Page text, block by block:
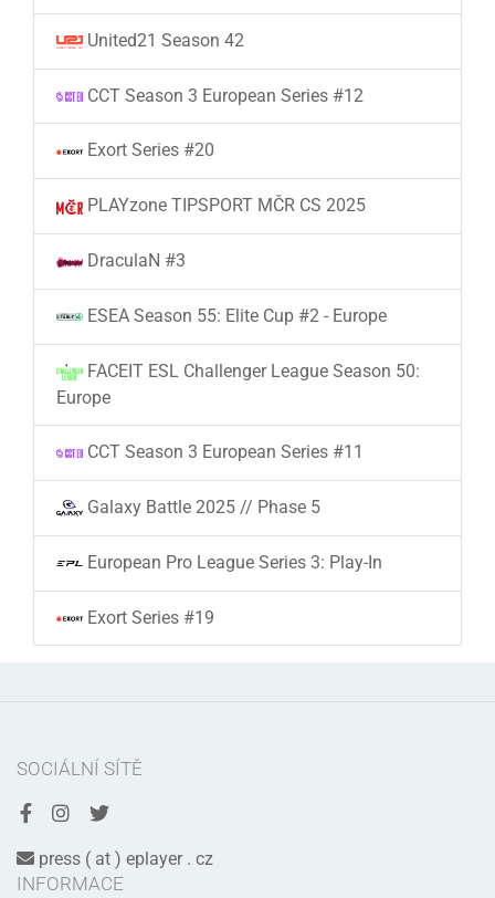
United21 Season 42
CCT Season 3 European Series #12
Exort Series #20
PLAYzone TIPSPORT MČR CS 2025
DraculaN #3
ESEA Season 55: Elite Cup #2 - Europe
FACEIT ESL Challenger League Season 50:
Europe
CCT Season 3 European Series #11
Galaxy Battle 2025 // Phase 5
European Pro League Series 3: Play-In
Exort Series #19
SOCIÁLNÍ SÍTĚ
press ( at ) eplayer . cz
INFORMACE